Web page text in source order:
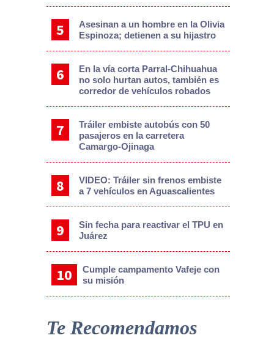
Asesinan a un hombre en la Olivia
Espinoza; detienen a su hijastro
En la vía corta Parral-Chihuahua
no solo hurtan autos, también es
corredor de vehículos robados
Tráiler embiste autobús con 50
pasajeros en la carretera
Camargo-Ojinaga
VIDEO: Tráiler sin frenos embiste
a 7 vehículos en Aguascalientes
Sin fecha para reactivar el TPU en
Juárez
Cumple campamento Vafeje con
su misión
Te Recomendamos